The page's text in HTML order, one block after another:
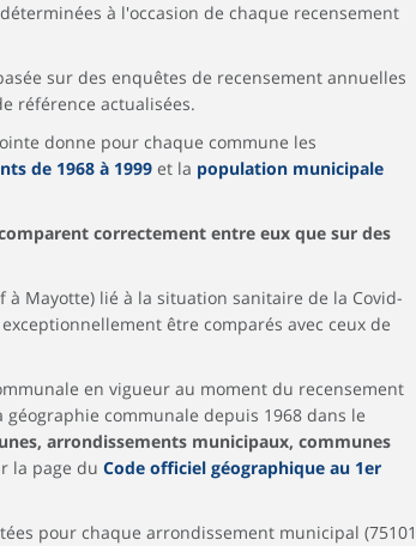
à l'occasion de chaque recensement
sur des enquêtes de recensement annuelles
référence actualisées.
donne pour chaque commune les
de 1968 à 1999 et la population municipale
correctement entre eux que sur des
à Mayotte) lié à la situation sanitaire de la Covid-
être comparés avec ceux de
en vigueur au moment du recensement
communale depuis 1968 dans le
arrondissements municipaux, communes
la page du Code officiel géographique au 1er
pour chaque arrondissement municipal (75101